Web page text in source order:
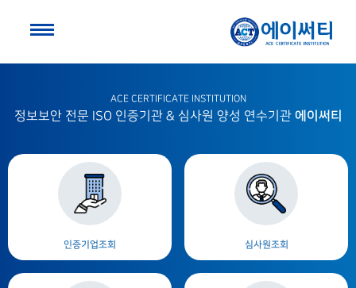
ACE CERTIFICATE INSTITUTION
정보보안 전문 ISO 인증기관 & 심사원 양성 연수기관 에이써티
인증기업조회 심사원조회